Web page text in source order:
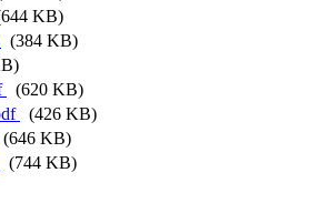
KB)
(384 KB)
(620 KB)
(426 KB)
(646 KB)
(744 KB)